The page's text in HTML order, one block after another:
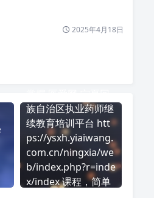
2025年4月18日
族自治区执业药师继
续教育培训平台 htt
ps://ysxh.yiaiwang.
com.cn/ningxia/we
b/index.php?r=inde
x/index 课程，简单